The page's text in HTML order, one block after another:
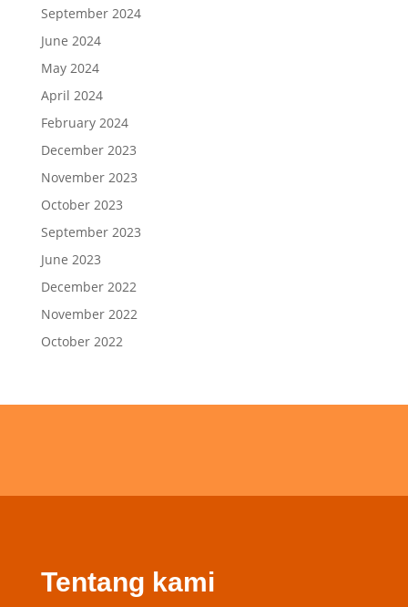
September 2024
June 2024
May 2024
April 2024
February 2024
December 2023
November 2023
October 2023
September 2023
June 2023
December 2022
November 2022
October 2022
Tentang kami